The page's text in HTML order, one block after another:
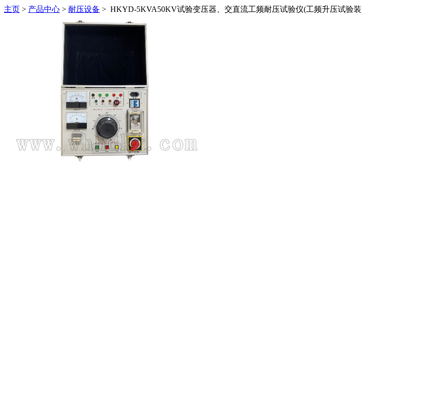
主页 > 产品中心 > 耐压设备 > HKYD-5KVA50KV试验变压器、交直流工频耐压试验仪(工频升压试验装